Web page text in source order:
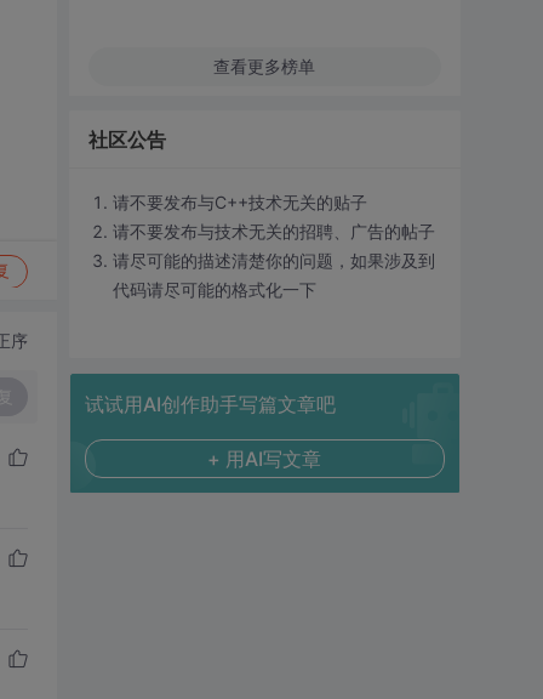
序
查看更多榜单
社区公告
请不要发布与C++技术无关的贴子
请不要发布与技术无关的招聘、广告的帖子
请尽可能的描述清楚你的问题，如果涉及到
代码请尽可能的格式化一下
试试用AI创作助手写篇文章吧
+ 用AI写文章